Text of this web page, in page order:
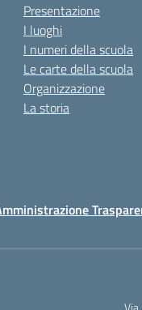
Presentazione
I luoghi
I numeri della scuola
Le carte della scuola
Organizzazione
La storia